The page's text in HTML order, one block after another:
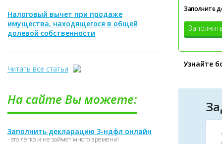
Налоговый вычет при продаже
имущества, находящегося в общей
долевой собственности
Читать все статьи
На сайте Вы можете:
Заполнить декларацию 3-ндфл онлайн
- это легко и не займет много времени!
Заполните
Узнайте